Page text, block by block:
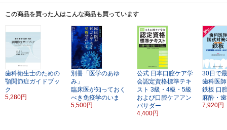
この商品を買った人はこんな商品も買っています
歯科衛生士のための
顎関節症ガイドブッ
ク
5,280円
別冊「医学のあゆ
み」
臨床医が知っておく
べき免疫学のいま
5,500円
公式 日本口腔ケア学
会認定資格標準テキ
スト 3級・4級・5級
および口腔ケアアン
バサダー
4,400円
30日で
歯科医
鉄板 口
麻酔・
7,920円